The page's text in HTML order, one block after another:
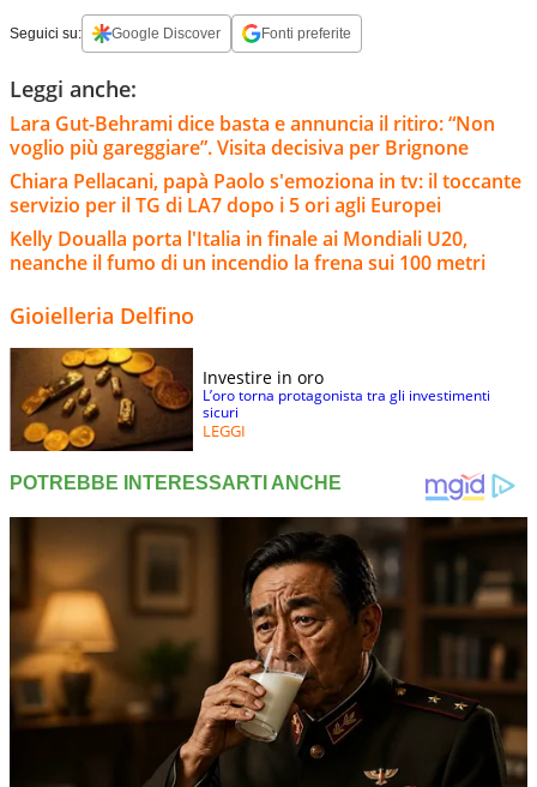
Seguici su: Google Discover Fonti preferite
Leggi anche:
Lara Gut-Behrami dice basta e annuncia il ritiro: “Non
voglio più gareggiare”. Visita decisiva per Brignone
Chiara Pellacani, papà Paolo s'emoziona in tv: il toccante
servizio per il TG di LA7 dopo i 5 ori agli Europei
Kelly Doualla porta l'Italia in finale ai Mondiali U20,
neanche il fumo di un incendio la frena sui 100 metri
Gioielleria Delfino
Investire in oro
L’oro torna protagonista tra gli investimenti
sicuri
LEGGI